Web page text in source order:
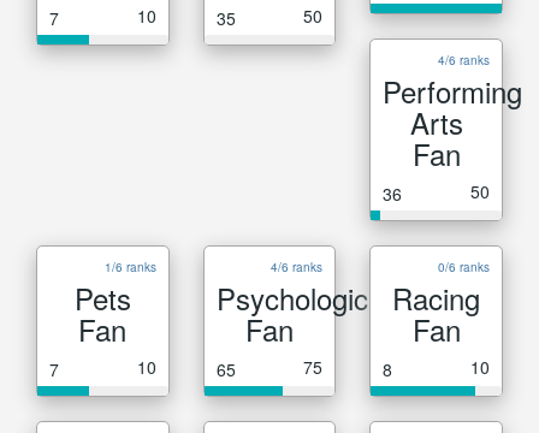
7 10 35 50
4/6 ranks
Performing
Arts
Fan
36 50
1/6 ranks
Pets
Fan
7 10
4/6 ranks
Psychological
Fan
65 75
0/6 ranks
Racing
Fan
8 10